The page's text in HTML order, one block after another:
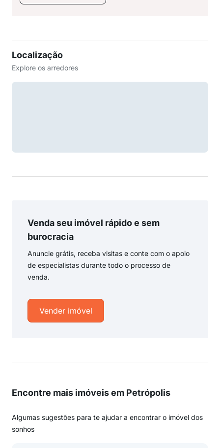
Localização
Explore os arredores
Venda seu imóvel rápido e sem
burocracia
Anuncie grátis, receba visitas e conte com o apoio
de especialistas durante todo o processo de
venda.
Vender imóvel
Encontre mais imóveis em Petrópolis
Algumas sugestões para te ajudar a encontrar o imóvel dos
sonhos